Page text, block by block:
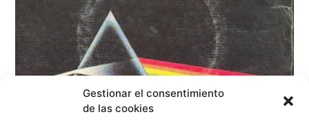
Gestionar el consentimiento
de las cookies